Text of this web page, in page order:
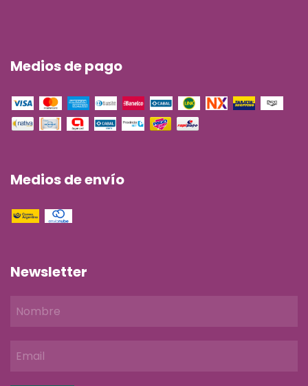
Medios de pago
Medios de envío
Newsletter